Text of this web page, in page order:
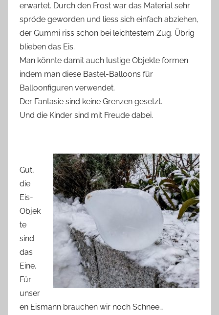
erwartet. Durch den Frost war das Material sehr
spröde geworden und liess sich einfach abziehen,
der Gummi riss schon bei leichtestem Zug. Übrig
blieben das Eis.
Man könnte damit auch lustige Objekte formen
indem man diese Bastel-Balloons für
Balloonfiguren verwendet.
Der Fantasie sind keine Grenzen gesetzt.
Und die Kinder sind mit Freude dabei.
Gut,
die
Eis-
Objek
te
sind
das
Eine.
Für
unser
en Eismann brauchen wir noch Schnee…